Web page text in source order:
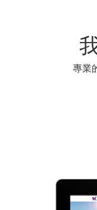
專業